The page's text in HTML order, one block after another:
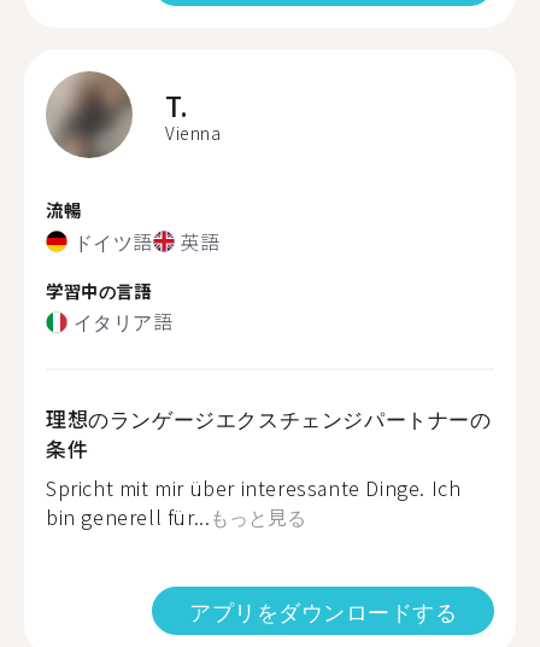
T.
Vienna
流暢
ドイツ語 英語
学習中の言語
イタリア語
理想のランゲージエクスチェンジパートナーの
条件
Spricht mit mir über interessante Dinge. Ich
bin generell für...もっと見る
アプリをダウンロードする